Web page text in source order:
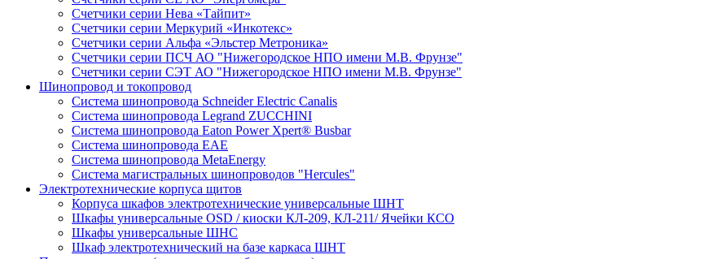
Счетчики серии Нева «Тайпит»
Счетчики серии Меркурий «Инкотекс»
Счетчики серии Альфа «Эльстер Метроника»
Счетчики серии ПСЧ АО "Нижегородское НПО имени М.В. Фрунзе"
Счетчики серии СЭТ АО "Нижегородское НПО имени М.В. Фрунзе"
Шинопровод и токопровод
Система шинопровода Schneider Electric Canalis
Система шинопровода Legrand ZUCCHINI
Система шинопровода Eaton Power Xpert® Busbar
Система шинопровода EAE
Система шинопровода MetaEnergy
Система магистральных шинопроводов "Hercules"
Электротехнические корпуса щитов
Корпуса шкафов электротехнические универсальные ШНТ
Шкафы универсальные OSD / киоски КЛ-209, КЛ-211/ Ячейки КСО
Шкафы универсальные ШНС
Шкаф электротехнический на базе каркаса ШНТ